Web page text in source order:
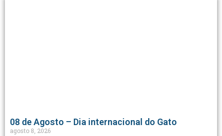
08 de Agosto – Dia internacional do Gato
agosto 8, 2026